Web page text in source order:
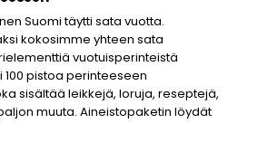
Suomi täytti sata vuotta.
kokosimme yhteen sata
vuotuisperinteistä
100 pistoa perinteeseen
sisältää leikkejä, loruja, reseptejä,
muuta. Aineistopaketin löydät